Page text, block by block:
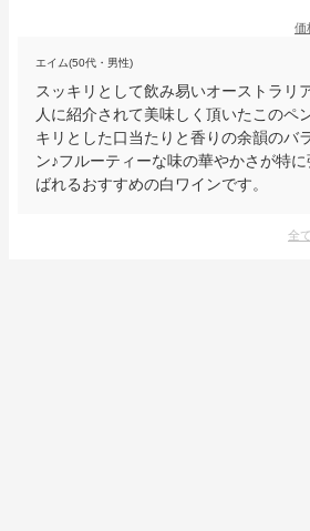
価
エイム(50代・男性)
スッキリとして飲み易いオーストラリ
人に紹介されて美味しく頂いたこのペ
キリとした口当たりと香りの余韻のバ
ン♪フルーティーな味の華やかさが特
ばれるおすすめの白ワインです。
全